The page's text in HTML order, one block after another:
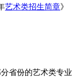
艺术类招生简章》
省份的艺术类专业